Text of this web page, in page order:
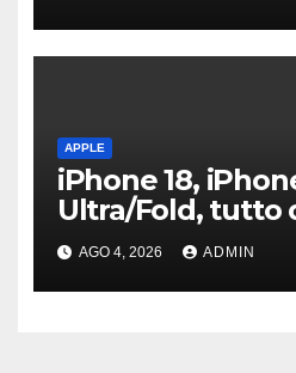
APPLE
iPhone 18,
Ultra/Fold, tutto
sappiamo ad oggi
AGO 4, 2026 ADMIN